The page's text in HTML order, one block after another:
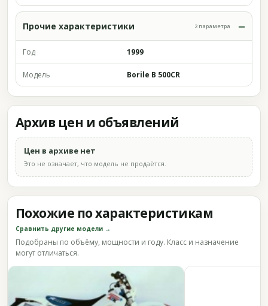
Прочие характеристики 2 параметра
Год 1999
Модель Borile B 500CR
Архив цен и объявлений
Цен в архиве нет
Это не означает, что модель не продаётся.
Похожие по характеристикам
Сравнить другие модели →
Подобраны по объёму, мощности и году. Класс и назначение
могут отличаться.